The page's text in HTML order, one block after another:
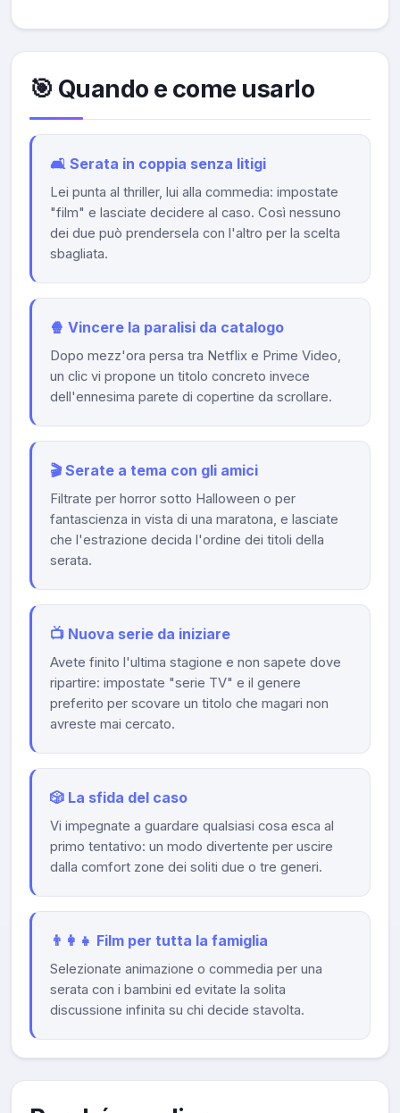
🎯 Quando e come usarlo
🛋️ Serata in coppia senza litigi
Lei punta al thriller, lui alla commedia: impostate
"film" e lasciate decidere al caso. Così nessuno
dei due può prendersela con l'altro per la scelta
sbagliata.
🍿 Vincere la paralisi da catalogo
Dopo mezz'ora persa tra Netflix e Prime Video,
un clic vi propone un titolo concreto invece
dell'ennesima parete di copertine da scrollare.
🎬 Serate a tema con gli amici
Filtrate per horror sotto Halloween o per
fantascienza in vista di una maratona, e lasciate
che l'estrazione decida l'ordine dei titoli della
serata.
📺 Nuova serie da iniziare
Avete finito l'ultima stagione e non sapete dove
ripartire: impostate "serie TV" e il genere
preferito per scovare un titolo che magari non
avreste mai cercato.
🎲 La sfida del caso
Vi impegnate a guardare qualsiasi cosa esca al
primo tentativo: un modo divertente per uscire
dalla comfort zone dei soliti due o tre generi.
👨‍👩‍👧 Film per tutta la famiglia
Selezionate animazione o commedia per una
serata con i bambini ed evitate la solita
discussione infinita su chi decide stavolta.